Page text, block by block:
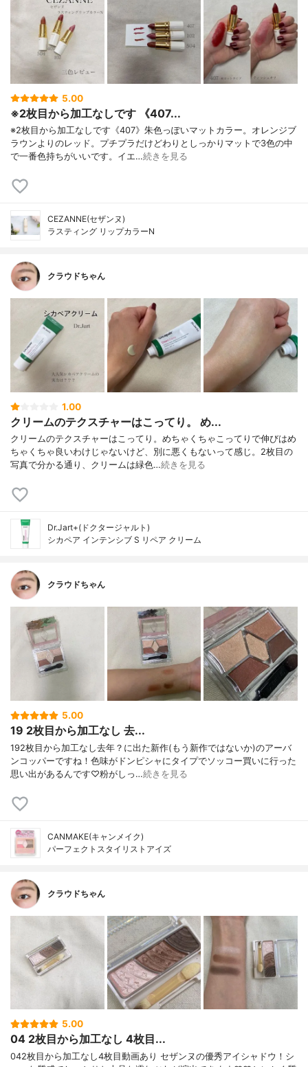
5.00
※2枚目から加工なしです 《407...
※2枚目から加工なしです《407》朱色っぽいマットカラー。オレンジブ
ラウンよりのレッド。プチプラだけどわりとしっかりマットで3色の中
で一番色持ちがいいです。イエ…続きを見る
CEZANNE(セザンヌ)
ラスティング リップカラーN
クラウドちゃん
1.00
クリームのテクスチャーはこってり。 め...
クリームのテクスチャーはこってり。めちゃくちゃこってりで伸びはめ
ちゃくちゃ良いわけじゃないけど、別に悪くもないって感じ。2枚目の
写真で分かる通り、クリームは緑色…続きを見る
Dr.Jart+(ドクタージャルト)
シカペア インテンシブ S リペア クリーム
クラウドちゃん
5.00
19 2枚目から加工なし 去...
192枚目から加工なし去年？に出た新作(もう新作ではないか)のアーバ
ンコッパーですね！色味がドンピシャにタイプでソッコー買いに行った
思い出があるんです♡粉がしっ…続きを見る
CANMAKE(キャンメイク)
パーフェクトスタイリストアイズ
クラウドちゃん
5.00
04 2枚目から加工なし 4枚目...
042枚目から加工なし4枚目動画あり セザンヌの優秀アイシャドウ！シ